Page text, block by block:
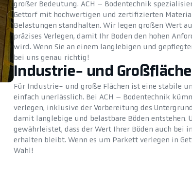
großer Bedeutung. ACH – Bodentechnik
Gettorf mit hochwertigen und zertifizierten
Belastungen standhalten. Wir legen großen Wert
präzises Verlegen, damit Ihr Boden den hohen
wird. Wenn Sie an einem langlebigen und
bei uns genau richtig!
Industrie- und
Für Industrie- und große Flächen ist eine stabile
einfach unerlässlich. Bei ACH – Bodentechnik
verlegen, inklusive der Vorbereitung des
damit langlebige und belastbare Böden entstehen.
gewährleistet, dass der Wert Ihrer Böden auch bei
erhalten bleibt. Wenn es um Parkett verlegen in
Wahl!